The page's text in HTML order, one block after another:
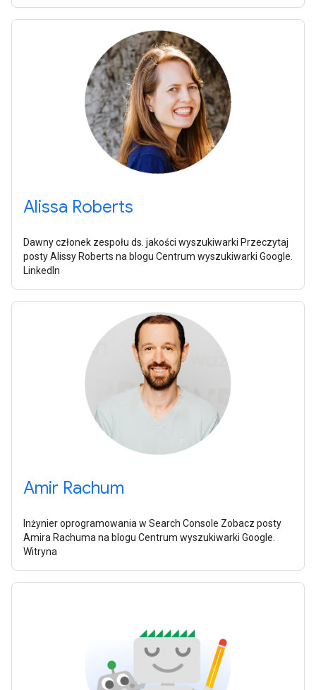
Alissa Roberts
Dawny członek zespołu ds. jakości wyszukiwarki Przeczytaj
posty Alissy Roberts na blogu Centrum wyszukiwarki Google.
LinkedIn
Amir Rachum
Inżynier oprogramowania w Search Console Zobacz posty
Amira Rachuma na blogu Centrum wyszukiwarki Google.
Witryna